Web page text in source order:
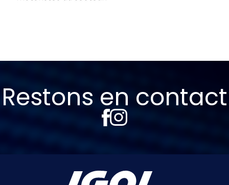
Restons en contact